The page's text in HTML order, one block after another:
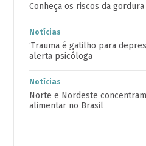
Conheça os riscos da
Notícias
‘Trauma é gatilho para
alerta psicóloga
Notícias
Norte e Nordeste
alimentar no Brasil